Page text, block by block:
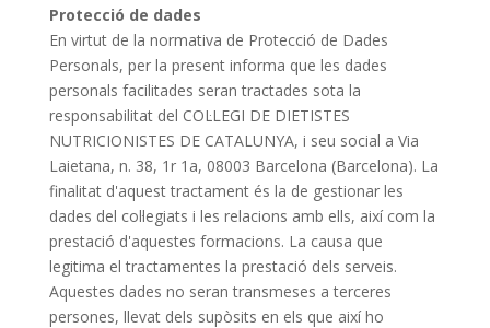
Protecció de dades
En virtut de la normativa de Protecció de Dades
Personals, per la present informa que les dades
personals facilitades seran tractades sota la
responsabilitat del COL·LEGI DE DIETISTES
NUTRICIONISTES DE CATALUNYA, i seu social a Via
Laietana, n. 38, 1r 1a, 08003 Barcelona (Barcelona). La
finalitat d'aquest tractament és la de gestionar les
dades del col·legiats i les relacions amb ells, així com la
prestació d'aquestes formacions. La causa que
legitima el tractamentes la prestació dels serveis.
Aquestes dades no seran transmeses a terceres
persones, llevat dels supòsits en els que així ho